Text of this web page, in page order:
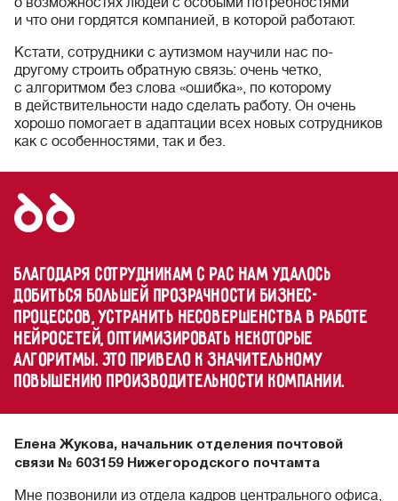
и что они гордятся компанией, в которой работают.
Кстати, сотрудники с аутизмом научили нас по-
другому строить обратную связь: очень четко,
с алгоритмом без слова «ошибка», по которому
в действительности надо сделать работу. Он очень
хорошо помогает в адаптации всех новых сотрудников
как с особенностями, так и без.
Благодаря сотрудникам с РАС нам удалось
добиться большей прозрачности бизнес-
процессов, устранить несовершенства в работе
нейросетей, оптимизировать некоторые
алгоритмы. Это привело к значительному
повышению производительности компании.
Елена Жукова, начальник отделения почтовой
связи № 603159 Нижегородского почтамта
Мне позвонили из отдела кадров центрального офиса,